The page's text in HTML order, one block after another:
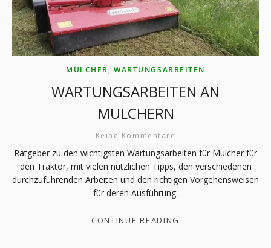
MULCHER,WARTUNGSARBEITEN
WARTUNGSARBEITEN AN
MULCHERN
Keine Kommentare
Ratgeber zu den wichtigsten Wartungsarbeiten für Mulcher für
den Traktor, mit vielen nützlichen Tipps, den verschiedenen
durchzuführenden Arbeiten und den richtigen Vorgehensweisen
für deren Ausführung.
CONTINUE READING